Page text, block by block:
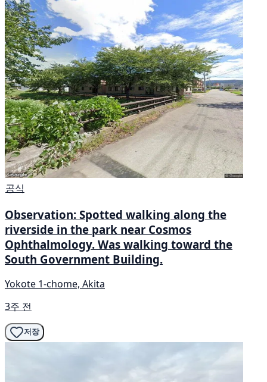
공식
Observation: Spotted walking along the
riverside in the park near Cosmos
Ophthalmology. Was walking toward the
South Government Building.
Yokote 1-chome, Akita
3주 전
저장